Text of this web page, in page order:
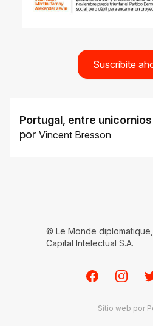
Suscribite
Portugal, entre
por Vincent Bresson
© Le Monde
Capital Intelectual S.A.
Facebook
Sitio web por